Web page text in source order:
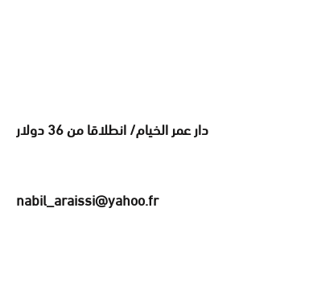
دار عمر الخيام/ انطلاقا من 36 دولار
nabil_araissi@yahoo.fr